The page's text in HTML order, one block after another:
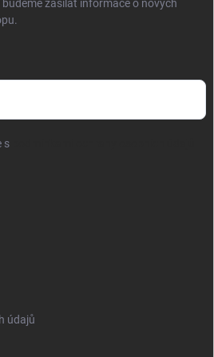
zasílat informace o nových
s
údajů